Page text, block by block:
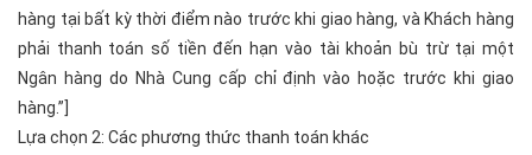
hàng tại bất kỳ thời điểm nào trước khi giao hàng, và Khách hàng
phải thanh toán số tiền đến hạn vào tài khoản bù trừ tại một
Ngân hàng do Nhà Cung cấp chỉ định vào hoặc trước khi giao
hàng.”]
Lựa chọn 2: Các phương thức thanh toán khác